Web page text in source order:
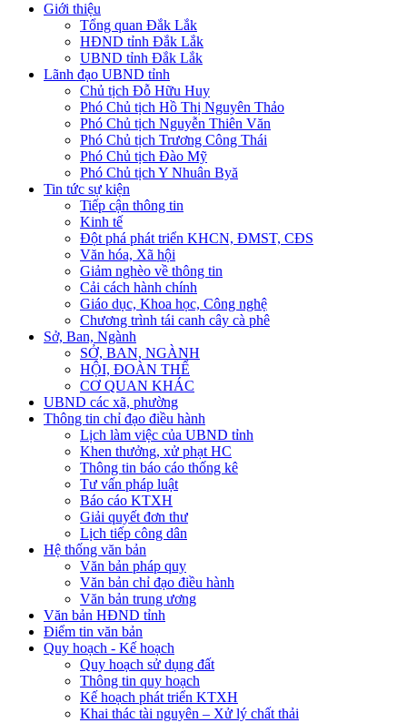
Giới thiệu
Tổng quan Đắk Lắk
HĐND tỉnh Đắk Lắk
UBND tỉnh Đắk Lắk
Lãnh đạo UBND tỉnh
Chủ tịch Đỗ Hữu Huy
Phó Chủ tịch Hồ Thị Nguyên Thảo
Phó Chủ tịch Nguyễn Thiên Văn
Phó Chủ tịch Trương Công Thái
Phó Chủ tịch Đào Mỹ
Phó Chủ tịch Y Nhuân Byă
Tin tức sự kiện
Tiếp cận thông tin
Kinh tế
Đột phá phát triển KHCN, ĐMST, CĐS
Văn hóa, Xã hội
Giảm nghèo về thông tin
Cải cách hành chính
Giáo dục, Khoa học, Công nghệ
Chương trình tái canh cây cà phê
Sở, Ban, Ngành
SỞ, BAN, NGÀNH
HỘI, ĐOÀN THỂ
CƠ QUAN KHÁC
UBND các xã, phường
Thông tin chỉ đạo điều hành
Lịch làm việc của UBND tỉnh
Khen thưởng, xử phạt HC
Thông tin báo cáo thống kê
Tư vấn pháp luật
Báo cáo KTXH
Giải quyết đơn thư
Lịch tiếp công dân
Hệ thống văn bản
Văn bản pháp quy
Văn bản chỉ đạo điều hành
Văn bản trung ương
Văn bản HĐND tỉnh
Điểm tin văn bản
Quy hoạch - Kế hoạch
Quy hoạch sử dụng đất
Thông tin quy hoạch
Kế hoạch phát triển KTXH
Khai thác tài nguyên – Xử lý chất thải